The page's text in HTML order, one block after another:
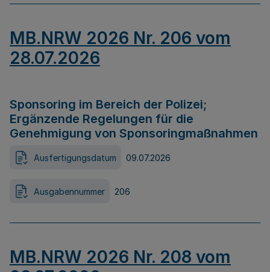
MB.NRW 2026 Nr. 206 vom
28.07.2026
Sponsoring im Bereich der Polizei;
Ergänzende Regelungen für die
Genehmigung von Sponsoringmaßnahmen
Ausfertigungsdatum 09.07.2026
Ausgabennummer 206
MB.NRW 2026 Nr. 208 vom